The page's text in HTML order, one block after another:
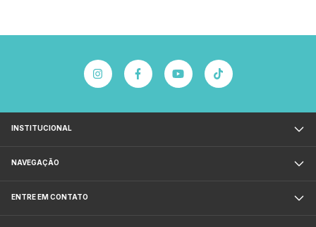
INSTITUCIONAL
NAVEGAÇÃO
ENTRE EM CONTATO